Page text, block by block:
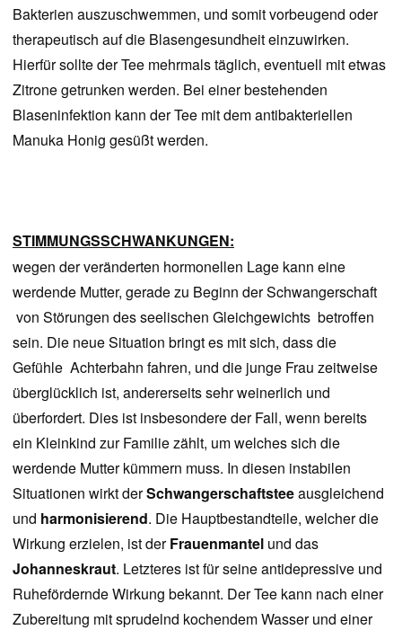
Bakterien auszuschwemmen, und somit vorbeugend oder
therapeutisch auf die Blasengesundheit einzuwirken.
Hierfür sollte der Tee mehrmals täglich, eventuell mit etwas
Zitrone getrunken werden. Bei einer bestehenden
Blaseninfektion kann der Tee mit dem antibakteriellen
Manuka Honig gesüßt werden.
STIMMUNGSSCHWANKUNGEN:
wegen der veränderten hormonellen Lage kann eine
werdende Mutter, gerade zu Beginn der Schwangerschaft
von Störungen des seelischen Gleichgewichts betroffen
sein. Die neue Situation bringt es mit sich, dass die
Gefühle Achterbahn fahren, und die junge Frau zeitweise
überglücklich ist, andererseits sehr weinerlich und
überfordert. Dies ist insbesondere der Fall, wenn bereits
ein Kleinkind zur Familie zählt, um welches sich die
werdende Mutter kümmern muss. In diesen instabilen
Situationen wirkt derSchwangerschaftsteeausgleichend
und harmonisierend. Die Hauptbestandteile, welcher die
Wirkung erzielen, ist derFrauenmantel und das
Johanneskraut. Letzteres ist für seine antidepressive und
Ruhefördernde Wirkung bekannt. Der Tee kann nach einer
Zubereitung mit sprudelnd kochendem Wasser und einer